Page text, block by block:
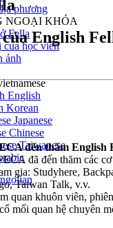
phương
NGOẠI KHÓA
Fella
của học viên
ảnh
English
Korean
Japanese
Chinese
Taiwanese
English
đến thăm English
đã đến thăm các
gia: Studyhere,
Taiwan Talk, v.v.
quan khuôn viên,
mối quan hệ chuyên